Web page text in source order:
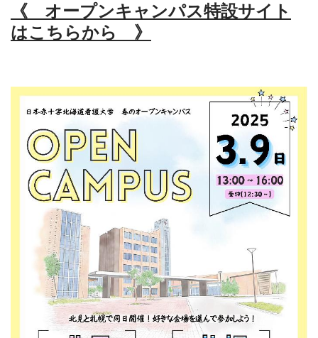
《 オープンキャンパス特設サイト
はこちらから 》